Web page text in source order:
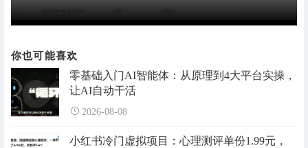
你也可能喜欢
零基础入门AI智能体：从原理到4大平台实操，
让AI自动干活
2026-08-08
小红书冷门虚拟项目：心理测评单份1.99元，